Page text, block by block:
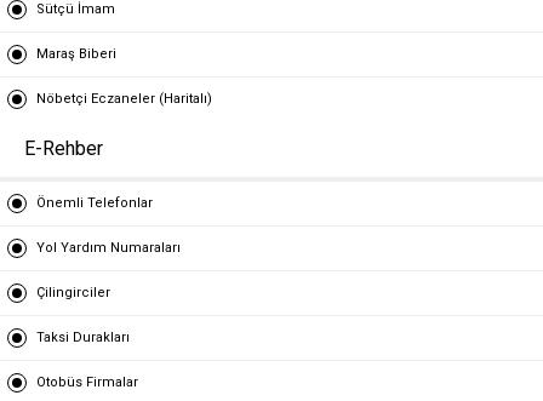
Sütçü İmam
Maraş Biberi
Nöbetçi Eczaneler (Haritalı)
E-Rehber
Önemli Telefonlar
Yol Yardım Numaraları
Çilingirciler
Taksi Durakları
Otobüs Firmalar